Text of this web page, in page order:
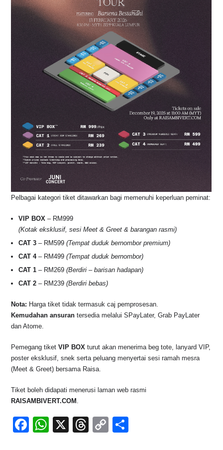
Pelbagai kategori tiket ditawarkan bagi memenuhi keperluan peminat:
VIP BOX – RM999
(Kotak eksklusif, sesi Meet & Greet & barangan rasmi)
CAT 3 – RM599(Tempat duduk bernombor premium)
CAT 4– RM499(Tempat duduk bernombor)
CAT 1 – RM269(Berdiri – barisan hadapan)
CAT 2 – RM239(Berdiri bebas)
Nota: Harga tiket tidak termasuk caj pemprosesan.
Kemudahan ansuran tersedia melalui SPayLater, Grab PayLater
dan Atome.
Pemegang tiketVIP BOX turut akan menerima beg tote, lanyard VIP,
poster eksklusif, snek serta peluang menyertai sesi ramah mesra
(Meet & Greet) bersama Raisa.
Tiket boleh didapati menerusi laman web rasmi
RAISAMBIVERT.COM
F
W
X
T
C